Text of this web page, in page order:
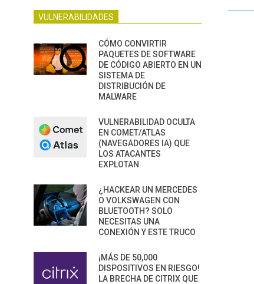
VULNERABILIDADES
CÓMO CONVIRTIR
PAQUETES DE SOFTWARE
DE CÓDIGO ABIERTO EN UN
SISTEMA DE
DISTRIBUCIÓN DE
MALWARE
VULNERABILIDAD OCULTA
EN COMET/ATLAS
(NAVEGADORES IA) QUE
LOS ATACANTES
EXPLOTAN
¿HACKEAR UN MERCEDES
O VOLKSWAGEN CON
BLUETOOTH? SOLO
NECESITAS UNA
CONEXIÓN Y ESTE TRUCO
¡MÁS DE 50,000
DISPOSITIVOS EN RIESGO!
LA BRECHA DE CITRIX QUE